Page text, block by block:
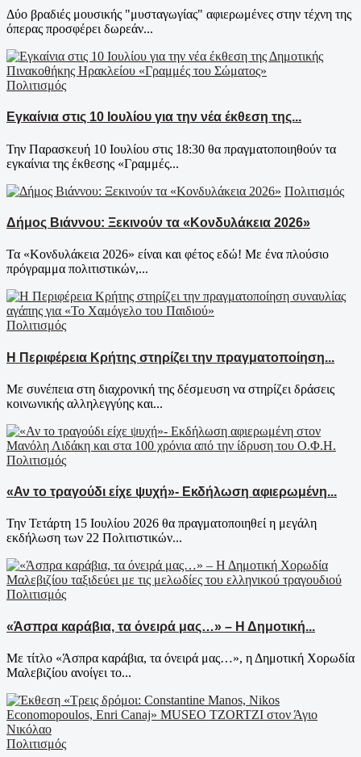
Δύο βραδιές μουσικής "μυσταγωγίας" αφιερωμένες στην τέχνη της
όπερας προσφέρει δωρεάν...
Πολιτισμός
Εγκαίνια στις 10 Ιουλίου για την νέα έκθεση της...
Την Παρασκευή 10 Ιουλίου στις 18:30 θα πραγματοποιηθούν τα
εγκαίνια της έκθεσης «Γραμμές...
Πολιτισμός
Δήμος Βιάννου: Ξεκινούν τα «Κονδυλάκεια 2026»
Τα «Κονδυλάκεια 2026» είναι και φέτος εδώ! Με ένα πλούσιο
πρόγραμμα πολιτιστικών,...
Πολιτισμός
Η Περιφέρεια Κρήτης στηρίζει την πραγματοποίηση...
Με συνέπεια στη διαχρονική της δέσμευση να στηρίζει δράσεις
κοινωνικής αλληλεγγύης και...
Πολιτισμός
«Αν το τραγούδι είχε ψυχή»- Εκδήλωση αφιερωμένη...
Την Τετάρτη 15 Ιουλίου 2026 θα πραγματοποιηθεί η μεγάλη
εκδήλωση των 22 Πολιτιστικών...
Πολιτισμός
«Άσπρα καράβια, τα όνειρά μας…» – Η Δημοτική...
Με τίτλο «Άσπρα καράβια, τα όνειρά μας…», η Δημοτική Χορωδία
Μαλεβιζίου ανοίγει το...
Πολιτισμός